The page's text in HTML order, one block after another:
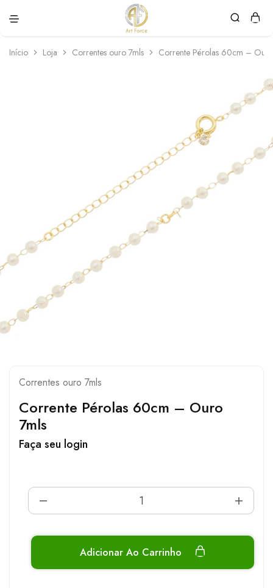
Force
personalizadas
Início Loja Correntes ouro 7mls Corrente Pérolas 60cm –
Correntes ouro 7mls
Corrente Pérolas 60cm – Ouro
7mls
Faça seu login
Adicionar Ao Carrinho